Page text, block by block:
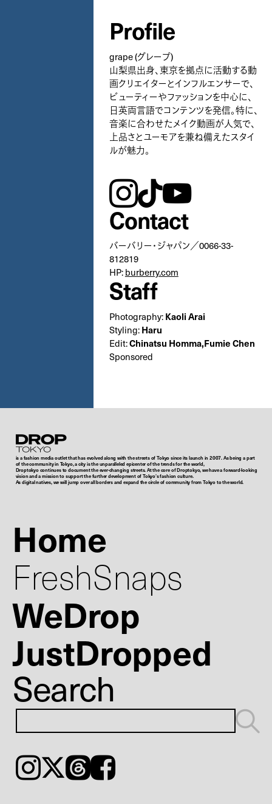
Profile
grape (グレープ)
山梨県出身、東京を拠点に活動する動
画クリエイターとインフルエンサーで、
ビューティーやファッションを中心に、
日英両言語でコンテンツを発信。特に、
音楽に合わせたメイク動画が人気で、
上品さとユーモアを兼ね備えたスタイ
ルが魅力。
instagramtiktokyoutube
Contact
バーバリー・ジャパン／0066-33-
812819
HP:burberry.com
Staff
Photography:Kaoli Arai
Styling:Haru
Edit:Chinatsu Homma,Fumie Chen
Sponsored
Droptokyo
is a fashion media outlet that has evolved along with the streets of Tokyo since its launch in 2007. As being a part
of the community in Tokyo, a city is the unparalleled epicenter of the trends for the world,
Droptokyo continues to document the ever-changing streets. At the core of Droptokyo, we have a forward-looking
vision and a mission to support the further development of Tokyo’s fashion culture.
As digital natives, we will jump over all borders and expand the circle of community from Tokyo to the world.
Home
FreshSnaps
WeDrop
JustDropped
Search
Instagram𝕏ThreadsFacebook